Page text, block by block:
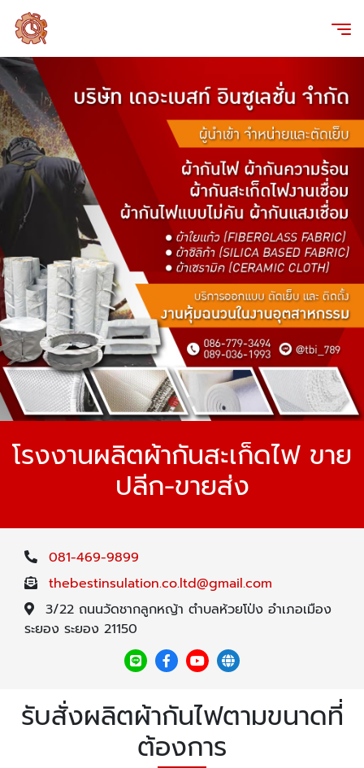
โรงงานผลิตผ้ากันสะเก็ดไฟ ขาย
ปลีก-ขายส่ง
081-469-9899
thebestinsulation.co.ltd@gmail.com
3/22 ถนนวัดชากลูกหญ้า ตำบลห้วยโป่ง อำเภอเมือง
ระยอง ระยอง 21150
รับสั่งผลิตผ้ากันไฟตามขนาดที่
ต้องการ